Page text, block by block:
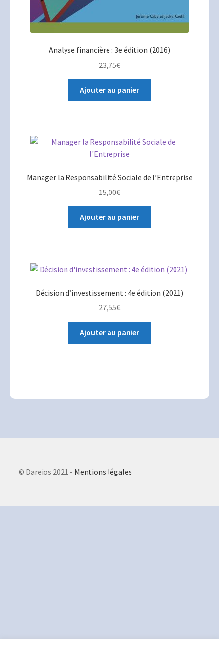
Analyse financière : 3e édition (2016)
23,75€
Ajouter au panier
Manager la Responsabilité Sociale de l’Entreprise
15,00€
Ajouter au panier
Décision d’investissement : 4e édition (2021)
27,55€
Ajouter au panier
© Dareios 2021 - Mentions légales